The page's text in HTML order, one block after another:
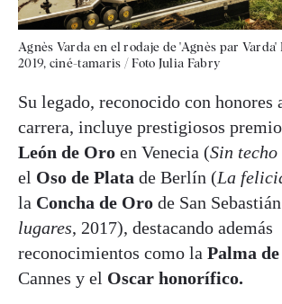
Agnès Varda en el rodaje de 'Agnès par Varda'
2019, ciné-tamaris / Foto Julia Fabry
Su legado, reconocido con honores
carrera, incluye prestigiosos
León de Oro en Venecia (Sin
el Oso de Plata de Berlín (La
la Concha de Oro de San
lugares, 2017), destacando además
reconocimientos como la Palma
Cannes y el Oscar honorífico.